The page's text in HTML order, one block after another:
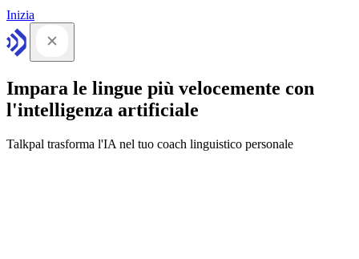
Inizia
Impara le lingue più velocemente con
l'intelligenza artificiale
Talkpal trasforma l'IA nel tuo coach linguistico personale